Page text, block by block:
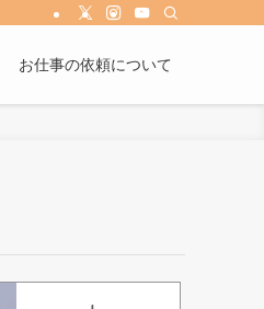
お仕事の依頼について